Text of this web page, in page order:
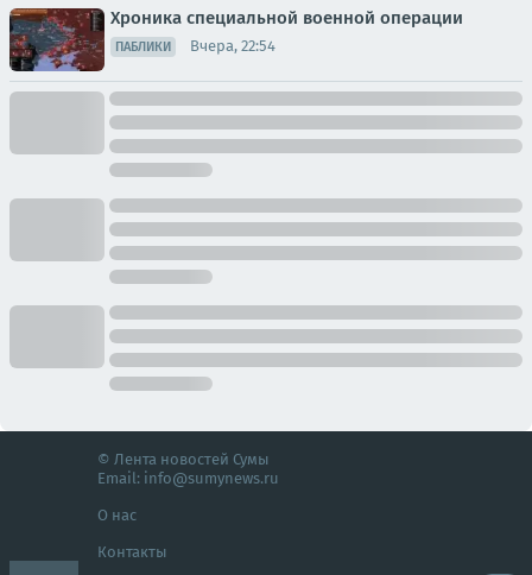
Хроника специальной военной операции
ПАБЛИКИ Вчера, 22:54
© Лента новостей Сумы
Email: info@sumynews.ru
О нас
Контакты